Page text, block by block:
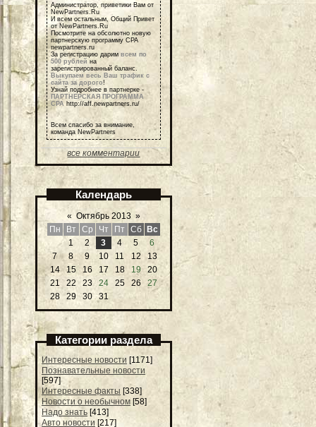
Администратор, приветики Вам от
NewPartners.Ru
И всем остальным, Общий Привет
от NewPartners.Ru
Посмотрите на обсолютно новую
партнерскую программу СРА
newpartners.ru
За регистрацию дарим всем по
500 рублей на
зарегистрированный баланс.
Выкупаем весь Ваш трафик с
сайта за дорого!
Узнай подробнее в партнерке -
ПАРТНЕРСКАЯ ПРОГРАММА
СРА http://aff.newpartners.ru/
Всем спасибо за внимание,
команда NewPartners
все комментарии
Календарь
« Октябрь 2013 »
Пн
Вт Ср Чт Пт Сб
Вс
1
2 3 4 5
6
7
8 9 10 11 12
13
14
15 16 17 18 19
20
21
22 23 24 25 26
27
28
29 30 31
Категории раздела
Интересные новости [1171]
Познавательные новости
[597]
Интересные факты [338]
Новости о необычном [58]
Надо знать [413]
Авто новости [217]